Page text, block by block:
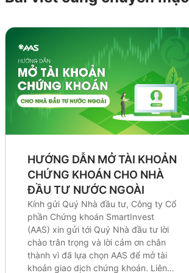
HƯỚNG DẪN MỞ TÀI KHOẢN
CHỨNG KHOÁN CHO NHÀ
ĐẦU TƯ NƯỚC NGOÀI
Kính gửi Quý Nhà đầu tư, Công ty Cổ
phần Chứng khoán SmartInvest
(AAS) xin gửi tới Quý Nhà đầu tư lời
chào trân trọng và lời cảm ơn chân
thành vì đã lựa chọn AAS để mở tài
khoản giao dịch chứng khoán. Liên